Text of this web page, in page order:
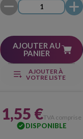
AJOUTER AU
PANIER
AJOUTER À
VOTRE LISTE
1,55 €TVA comprise
DISPONIBLE